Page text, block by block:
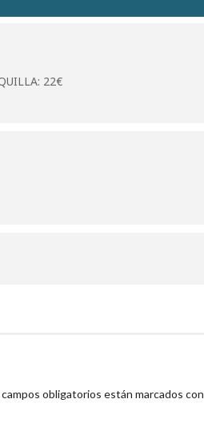
22€
campos obligatorios están marcados con